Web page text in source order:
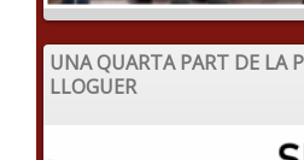
UNA QUARTA PART DE LA
LLOGUER